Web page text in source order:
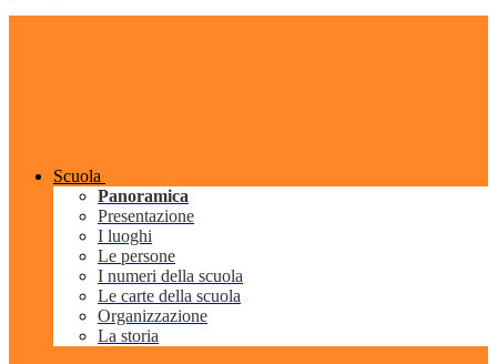
Scuola
Panoramica
Presentazione
I luoghi
Le persone
I numeri della scuola
Le carte della scuola
Organizzazione
La storia